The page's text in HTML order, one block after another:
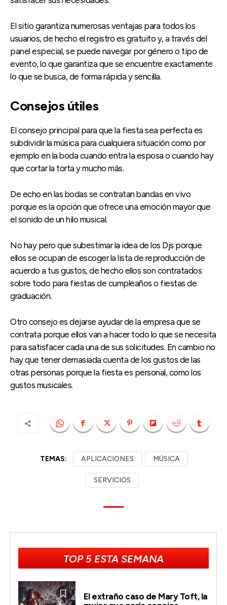
El sitio garantiza numerosas ventajas para todos los
usuarios, de hecho el registro es gratuito y, a través del
panel especial, se puede navegar por género o tipo de
evento, lo que garantiza que se encuentre exactamente
lo que se busca, de forma rápida y sencilla.
Consejos útiles
El consejo principal para que la fiesta sea perfecta es
subdividir la música para cualquiera situación como por
ejemplo en la boda cuando entra la esposa o cuando hay
que cortar la torta y mucho más.
De echo en las bodas se contratan bandas en vivo
porque es la opción que ofrece una emoción mayor que
el sonido de un hilo musical.
No hay pero que subestimar la idea de los Djs porque
ellos se ocupan de escoger la lista de reproducción de
acuerdo a tus gustos, de hecho ellos son contratados
sobre todo para fiestas de cumpleaños o fiestas de
graduación.
Otro consejo es dejarse ayudar de la empresa que se
contrata porque ellos van a hacer todo lo que se necesita
para satisfacer cada una de sus solicitudes. En cambio no
hay que tener demasiada cuenta de los gustos de las
otras personas porque la fiesta es personal, como los
gustos musicales.
TEMAS: APLICACIONES MÚSICA
SERVICIOS
TOP 5 ESTA SEMANA
El extraño caso de Mary Toft, la